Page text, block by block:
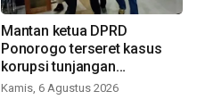
Mantan ketua DPRD
Ponorogo terseret kasus
korupsi tunjangan
perumahan
Kamis, 6 Agustus 2026